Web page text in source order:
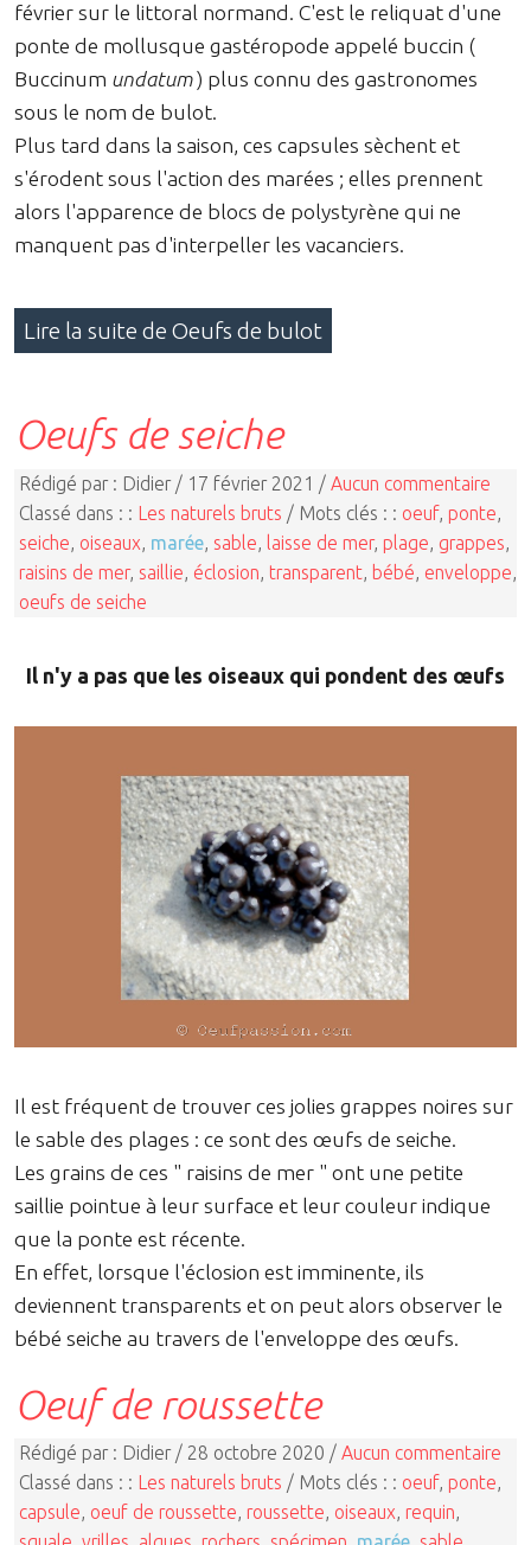
février sur le littoral normand. C'est le reliquat d'une
ponte de mollusque gastéropode appelé buccin (
Buccinum undatum) plus connu des gastronomes
sous le nom de bulot.
Plus tard dans la saison, ces capsules sèchent et
s'érodent sous l'action des marées ; elles prennent
alors l'apparence de blocs de polystyrène qui ne
manquent pas d'interpeller les vacanciers.
Lire la suite de Oeufs de bulot
Oeufs de seiche
Rédigé par : Didier / 17 février 2021 / Aucun commentaire
Classé dans : : Les naturels bruts / Mots clés : : oeuf, ponte,
seiche, oiseaux, marée, sable, laisse de mer, plage, grappes,
raisins de mer, saillie, éclosion, transparent, bébé, enveloppe,
oeufs de seiche
Il n'y a pas que les oiseaux qui pondent des œufs
Il est fréquent de trouver ces jolies grappes noires sur
le sable des plages : ce sont des œufs de seiche.
Les grains de ces " raisins de mer " ont une petite
saillie pointue à leur surface et leur couleur indique
que la ponte est récente.
En effet, lorsque l'éclosion est imminente, ils
deviennent transparents et on peut alors observer le
bébé seiche au travers de l'enveloppe des œufs.
Oeuf de roussette
Rédigé par : Didier / 28 octobre 2020 / Aucun commentaire
Classé dans : :
Les naturels bruts / Mots clés : : oeuf, ponte,
capsule, oeuf de roussette, roussette, oiseaux, requin,